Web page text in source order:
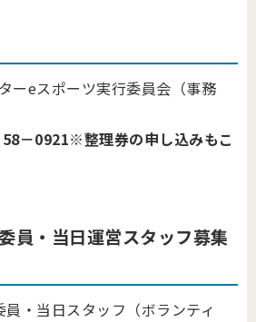
ーeスポーツ実行委員会（事務
－0921※整理券の申し込みもこ
員・当日運営スタッフ募集
・当日スタッフ（ボランティ